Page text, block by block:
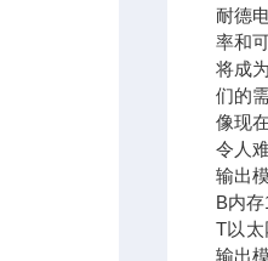
耐德
率和
将成
们的
像现
令人
输出
B内
T以太
输出